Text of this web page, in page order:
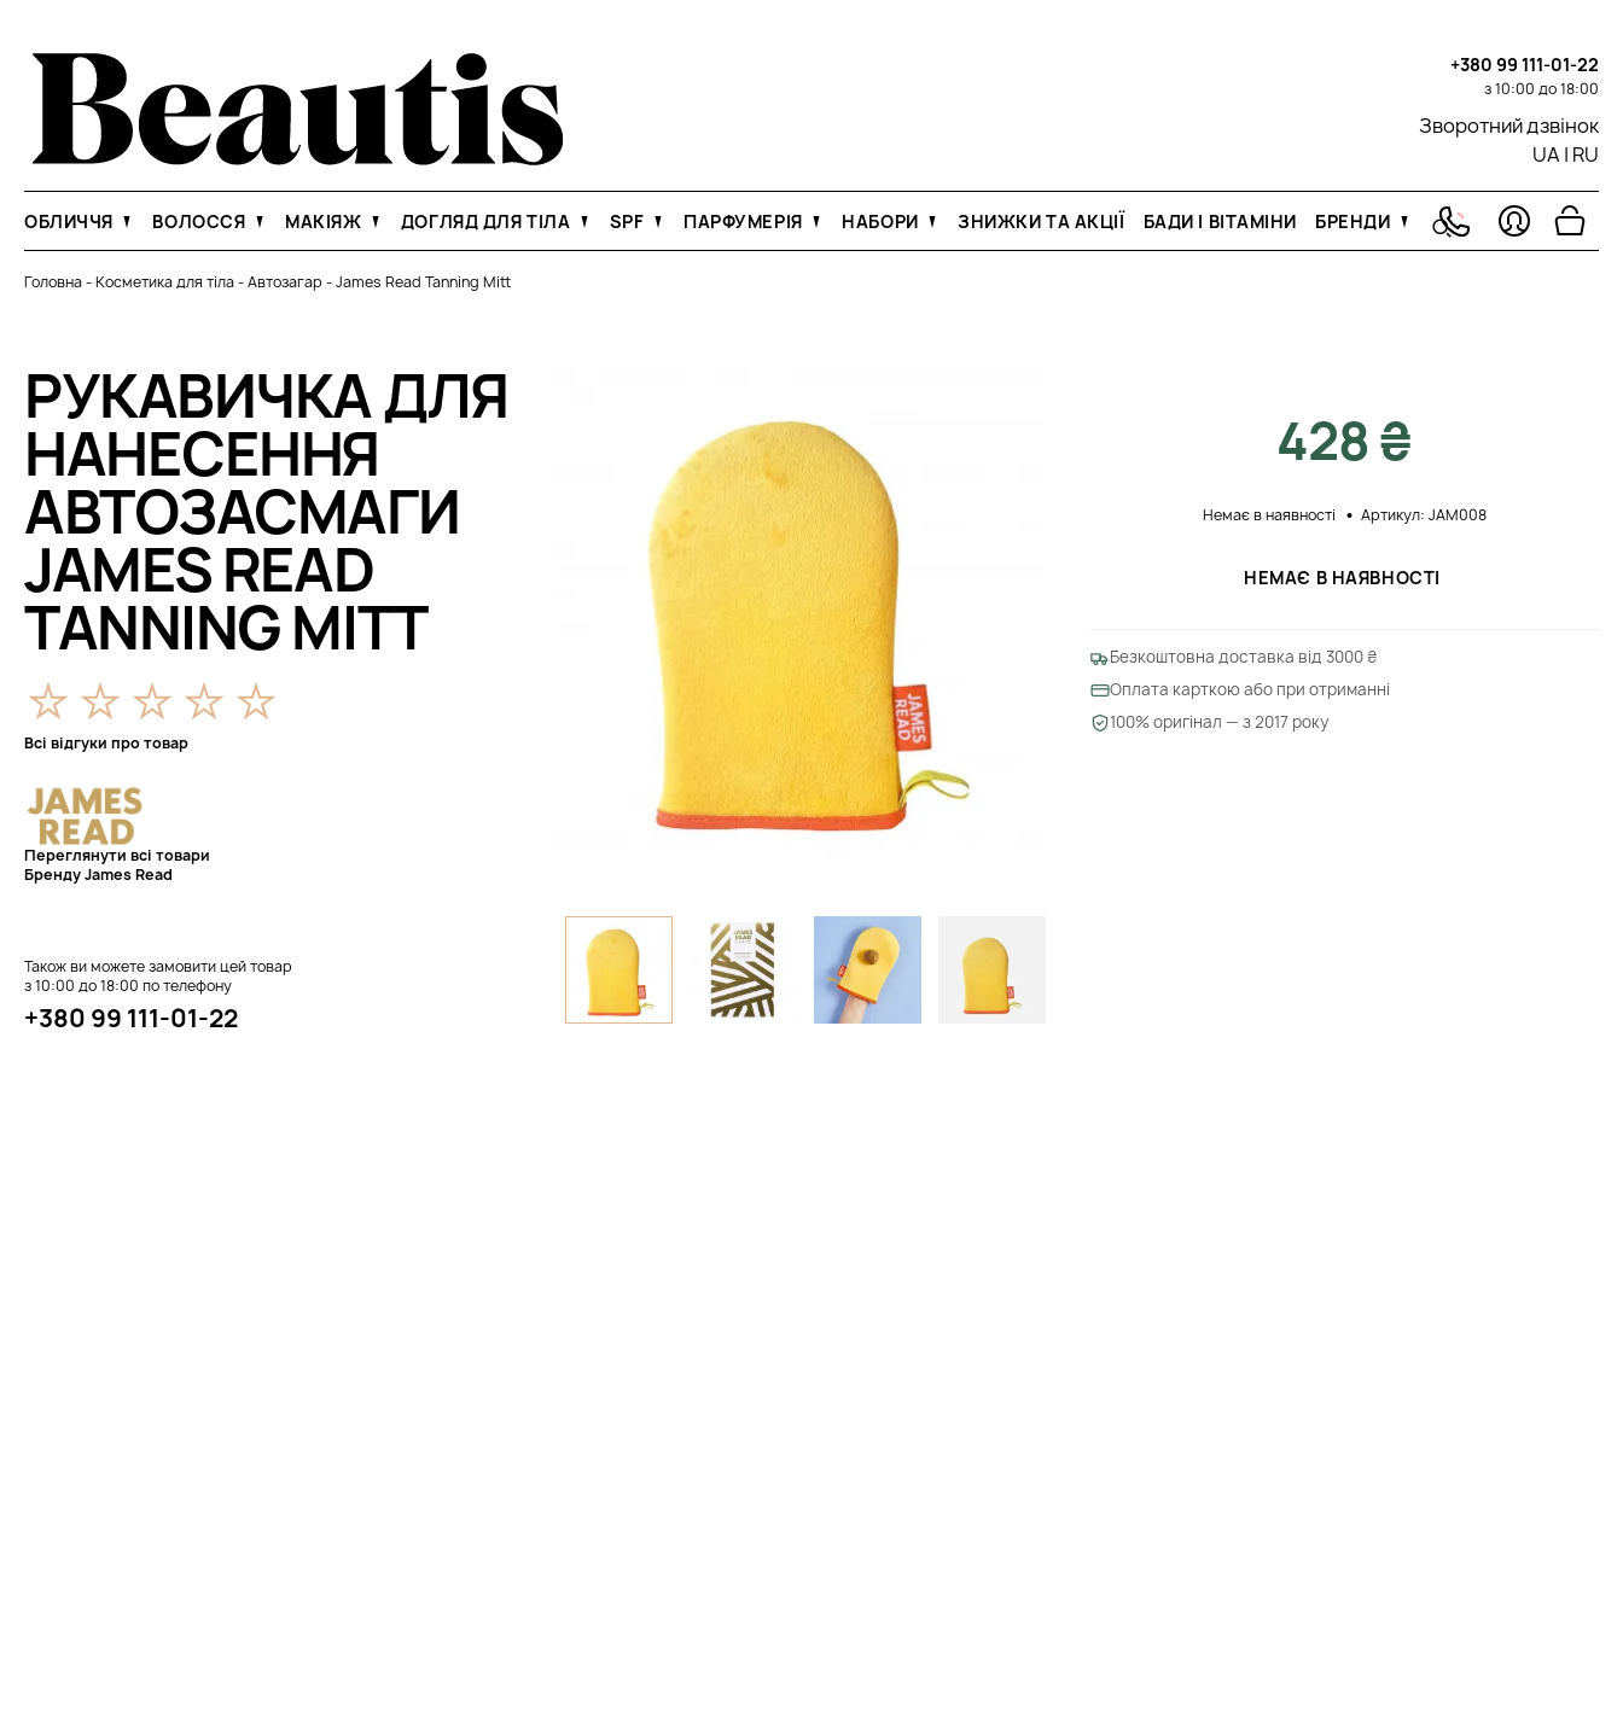
+380 99 111-01-22
з 10:00 до 18:00
Зворотний дзвінок
UA | RU
ОБЛИЧЧЯ ВОЛОССЯ МАКІЯЖ ДОГЛЯД ДЛЯ ТІЛА SPF ПАРФУМЕРІЯ НАБОРИ ЗНИЖКИ ТА АКЦІЇ БАДИ І ВІТАМІНИ БРЕНДИ
Головна-Косметика для тіла-Автозагар -James Read Tanning Mitt
РУКАВИЧКА ДЛЯ
НАНЕСЕННЯ
АВТОЗАСМАГИ
JAMES READ
TANNING MITT
Всі відгуки про товар
Переглянути всі товари
Бренду James Read
Також ви можете замовити цей товар
з 10:00 до 18:00 по телефону
+380 99 111-01-22
428 ₴
Немає в наявності Артикул: JAM008
НЕМАЄ В НАЯВНОСТІ
Безкоштовна доставка від 3000 ₴
Оплата карткою або при отриманні
100% оригінал — з 2017 року